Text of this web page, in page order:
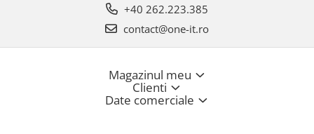
+40 262.223.385
contact@one-it.ro
Magazinul meu
Clienti
Date comerciale